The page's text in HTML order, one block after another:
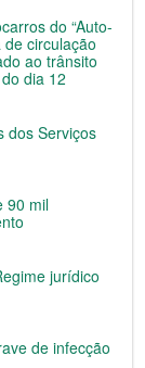
do “Auto-
circulação
ao trânsito
dia 12
dos Serviços
90 mil
jurídico
de infecção